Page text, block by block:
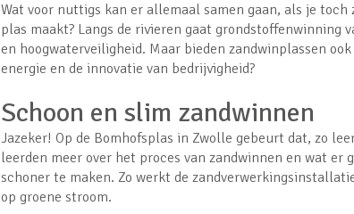
Wat voor nuttigs kan er allemaal samen gaan, als je
plas maakt? Langs de rivieren gaat grondstoffenwinning
en hoogwaterveiligheid. Maar bieden zandwinplassen
energie en de innovatie van bedrijvigheid?
Schoon en slim zandwinnen
Jazeker! Op de Bomhofsplas in Zwolle gebeurt dat, zo
leerden meer over het proces van zandwinnen en wat er
schoner te maken. Zo werkt de
op groene stroom.